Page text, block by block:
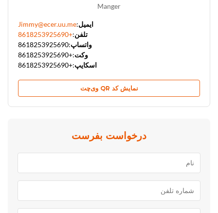
Manger
ایمیل:Jimmy@ecer.uu.me
+8618253925690
واتساپ:8618253925690
+8618253925690
اسکایپ:+8618253925690
نمایش کد QR وی‌چت
درخواست بفرست